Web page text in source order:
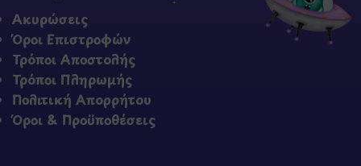
Ακυρώσεις
Όροι Επιστροφών
Τρόποι Αποστολής
Τρόποι Πληρωμής
Πολιτική Απορρήτου
Όροι & Προϋποθέσεις